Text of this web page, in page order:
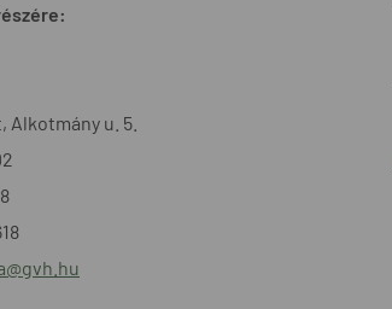
Alkotmány u. 5.